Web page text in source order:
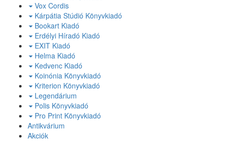
Vox Cordis
Kárpátia Stúdió Könyvkiadó
Bookart Kiadó
Erdélyi Híradó Kiadó
EXIT Kiadó
Helma Kiadó
Kedvenc Kiadó
Koinónia Könyvkiadó
Kriterion Könyvkiadó
Legendárium
Polis Könyvkiadó
Pro Print Könyvkiadó
Antikvárium
Akciók